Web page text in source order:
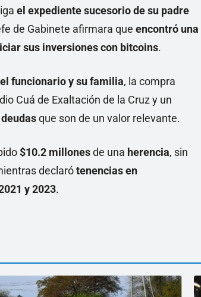
el expediente sucesorio de su padre
de Gabinete afirmara que encontró una
sus inversiones con bitcoins.
funcionario y su familia, la compra
Cuá de Exaltación de la Cruz y un
que son de un valor relevante.
$10.2 millonesde una herencia, sin
declarótenencias en
y 2023.